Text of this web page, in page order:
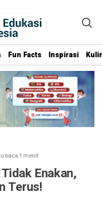
Fun Facts Inspirasi
baca 1 menit
Enakan,
Terus!